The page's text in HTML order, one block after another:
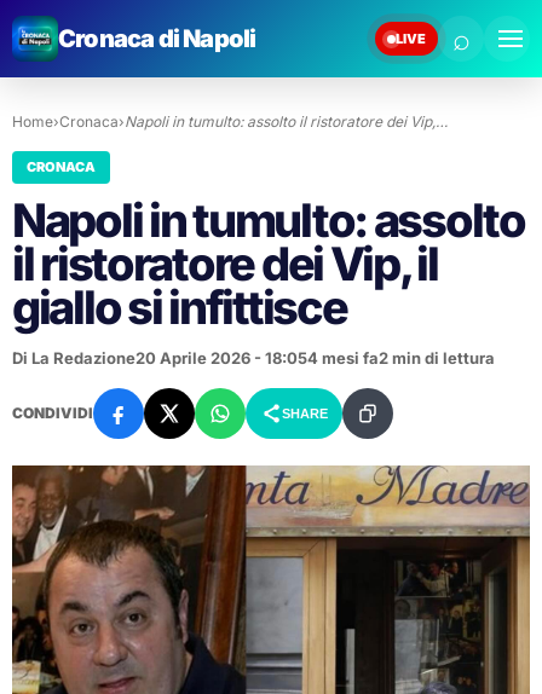
Cronaca di Napoli LIVE ⌕
Home›Cronaca›Napoli in tumulto: assolto il ristoratore dei Vip,…
CRONACA
Napoli in tumulto: assolto
il ristoratore dei Vip, il
giallo si infittisce
Di La Redazione20 Aprile 2026 - 18:054 mesi fa2 min di lettura
CONDIVIDI SHARE